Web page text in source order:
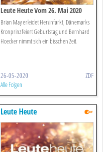
Leute Heute Vom 26. Mai 2020
Brian May erleidet Herzinfarkt, Dänemarks
Kronprinz feiert Geburtstag und Bernhard
Hoecker nimmt sich ein bisschen Zeit.
26-05-2020 ZDF
Alle Folgen
Leute Heute